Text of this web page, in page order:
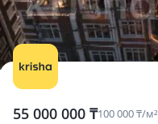
55 000 000 ₸100 000 ₸/м²